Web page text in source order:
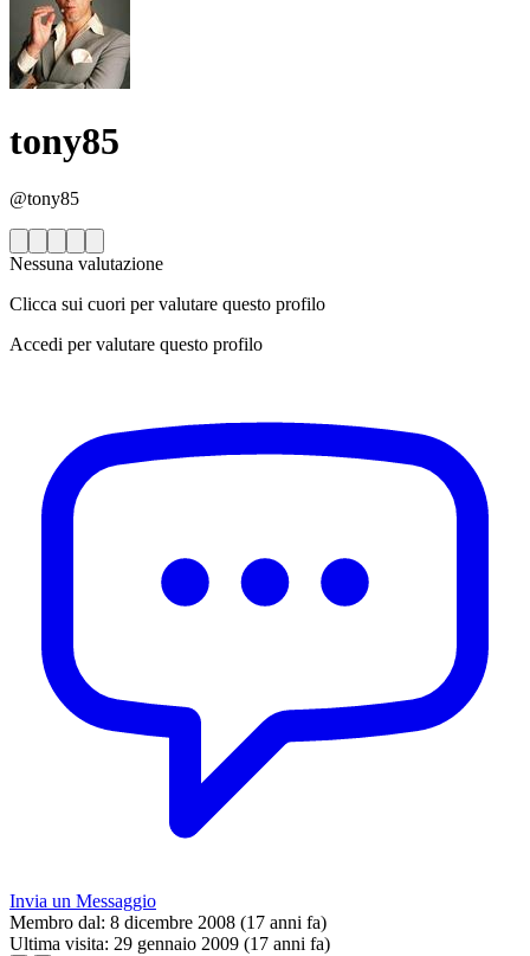
tony85
@tony85
Nessuna valutazione
Clicca sui cuori per valutare questo profilo
Accedi per valutare questo profilo
Invia un Messaggio
Membro dal: 8 dicembre 2008 (17 anni fa)
Ultima visita: 29 gennaio 2009 (17 anni fa)